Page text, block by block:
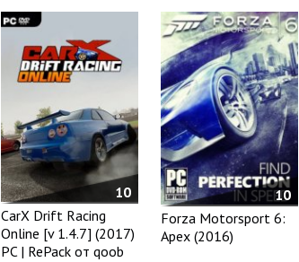
10
CarX Drift Racing
Online [v 1.4.7] (2017)
PC | RePack от qoob
10
Forza Motorsport 6:
Apex (2016)